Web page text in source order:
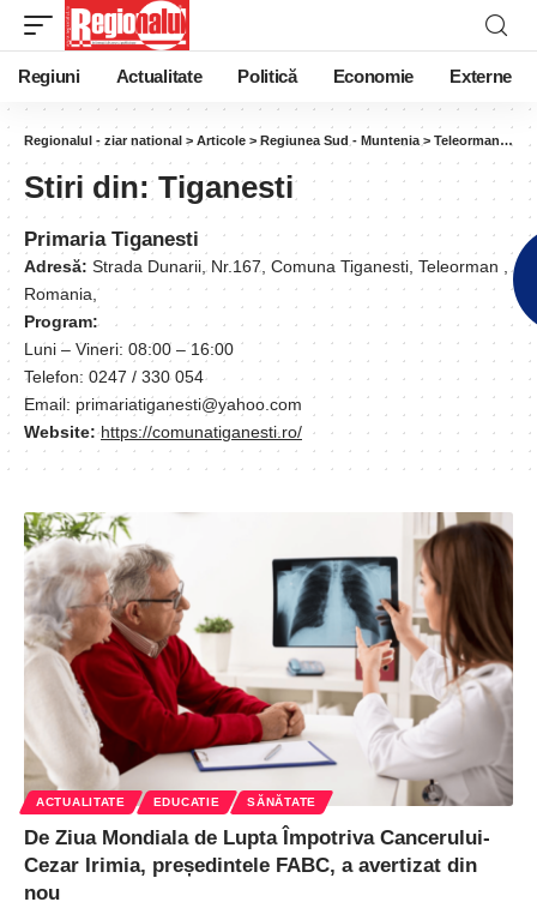
Regiuni Actualitate Politică Economie Externe
Regionalul - ziar national > Articole > Regiunea Sud - Muntenia > Teleorman>
Stiri din:Tiganesti
Primaria Tiganesti
Adresă: Strada Dunarii, Nr.167, Comuna Tiganesti, Teleorman ,
Romania,
Program:
Luni – Vineri: 08:00 – 16:00
Telefon: 0247 / 330 054
Email: primariatiganesti@yahoo.com
Website: https://comunatiganesti.ro/
ACTUALITATE EDUCATIE SĂNĂTATE
De Ziua Mondiala de Lupta Împotriva Cancerului-
Cezar Irimia, președintele FABC, a avertizat din
nou